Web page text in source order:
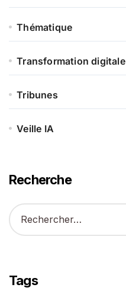
Thématique
Transformation digitale
Tribunes
Veille IA
Recherche
R
e
r
c
Tags